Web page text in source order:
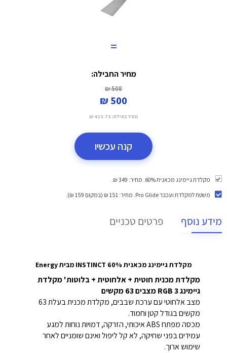
=
מחיר החבילה:
508 ₪
500 ₪
מחיר באילת: 423.73 ₪
קנה עכשיו
מקלדת גיימינג מכאנית 60%. מחיר: 349 ₪.
משטח למקלדת ועכבר Pro Glide
. מחיר: 151 ₪ (במקום 159 ₪).
מידע נוסף פרטים טכניים
מקלדת גיימינג מכאנית 60% INSTINCT מבית Energy
מקלדת מכנית חוטית + אלחוטית + בלוטות' מקלדת
גיימינג RGB 3 מצבים 63 מקשים
מצב אלחוטי עם ערכת שבבים, מקלדת מכנית בעלת 63
מקשים בגודל קטן וחמוד.
מכסה מפתח ABS איכותי, הזרקה, דמויות נוחות למגע
עמידים בפני שחיקה, לא קל ליפול ואינם שומניים לאחר
שימוש ארוך.